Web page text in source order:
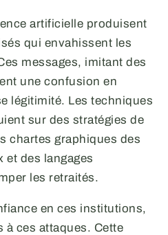
artificielle produisent
qui envahissent les
messages, imitant des
une confusion en
légitimité. Les techniques
sur des stratégies de
chartes graphiques des
et des langages
les retraités.
en ces institutions,
à ces attaques. Cette